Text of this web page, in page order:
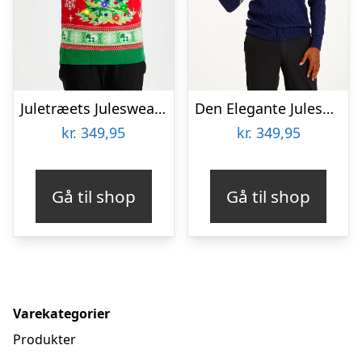
Juletræets Julesweater Rød LED – dame / kvinder
kr. 349,95
Gå til shop
Den Elegante Julesweater Blå – herre / mænd.
kr. 349,95
Gå til shop
Varekategorier
Produkter